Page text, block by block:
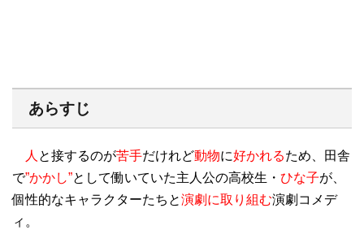
あらすじ
人 と接するのが苦手だけれど動物に好かれるため、田舎
で”かかし”として働いていた主人公の高校生・ ひな子が、
個性的なキャラクターたちと演劇に取り組む演劇コメデ
ィ。